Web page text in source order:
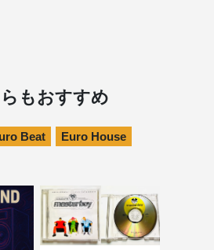
もおすすめ
Beat Euro House